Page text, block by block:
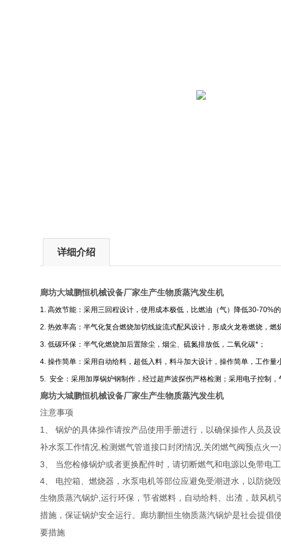
详细介绍
廊坊大城鹏恒机械设备厂家生产生物质蒸汽发生机
1.高效节能：采用三回程设计，使用成本极低，比燃油（气）降低30-70%
2.热效率高：半气化复合燃烧加切线旋流式配风设计，形成火龙卷燃烧，燃
3.低碳环保：半气化燃烧加后置除尘，烟尘、硫氮排放低，二氧化碳*；
4.操作简单：采用自动给料，超低入料，料斗加大设计，操作简单，工作量
5.安全：采用加厚锅炉钢制作，经过超声波探伤严格检测；采用电子控制
廊坊大城鹏恒机械设备厂家生产生物质蒸汽发生机
注意事项
1、 锅炉的具体操作请按产品使用手册进行，以确保操作人员及设
补水泵工作情况,检测燃气管道接口封闭情况,关闭燃气阀预点火
3、 当您检修锅炉或者更换配件时，请切断燃气和电源以免带电工
4、 电控箱、燃烧器，水泵电机等部位应避免受潮进水，以防烧
生物质蒸汽锅炉,运行环保，节省燃料，自动给料、出渣，鼓风
措施，保证锅炉安全运行。廊坊鹏恒生物质蒸汽锅炉是社会提倡
要措施